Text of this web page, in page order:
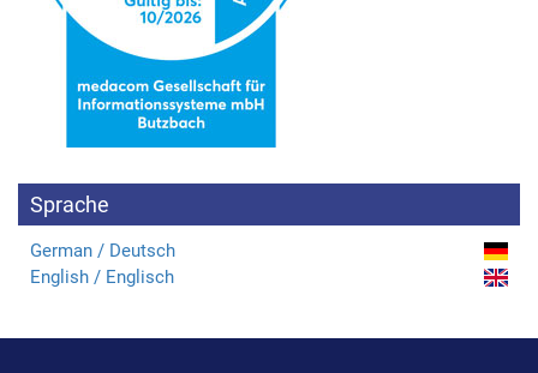
Sprache
German / Deutsch
English / Englisch